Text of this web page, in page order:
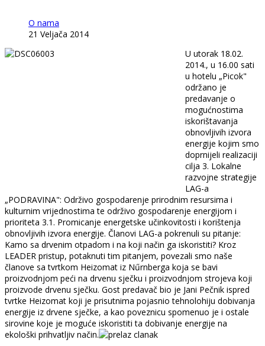
O nama
21 Veljača 2014
U utorak 18.02.
2014., u 16.00 sati
u hotelu „Picok"
održano je
predavanje o
mogućnostima
iskorištavanja
obnovljivih izvora
energije kojim smo
doprnijeli realizaciji
cilja 3. Lokalne
razvojne strategije
LAG-a
„PODRAVINA": Održivo gospodarenje prirodnim resursima i
kulturnim vrijednostima te održivo gospodarenje energijom i
prioriteta 3.1. Promicanje energetske učinkovitosti i korištenja
obnovljivih izvora energije. Članovi LAG-a pokrenuli su pitanje:
Kamo sa drvenim otpadom i na koji način ga iskoristiti? Kroz
LEADER pristup, potaknuti tim pitanjem, povezali smo naše
članove sa tvrtkom Heizomat iz Nűrnberga koja se bavi
proizvodnjom peći na drvenu sječku i proizvodnjom strojeva koji
proizvode drvenu sječku. Gost predavač bio je Jani Pečnik ispred
tvrtke Heizomat koji je prisutnima pojasnio tehnolohiju dobivanja
energije iz drvene sječke, a kao poveznicu spomenuo je i ostale
sirovine koje je moguće iskoristiti ta dobivanje energije na
ekološki prihvatljiv način.